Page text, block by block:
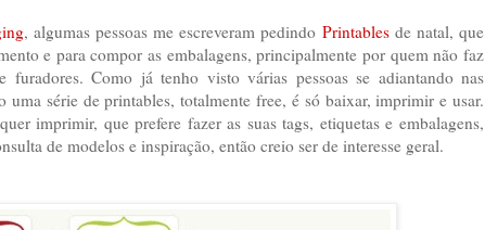
, algumas pessoas me escreveram pedindo Printablesde natal, que
e para compor as embalagens, principalmente por quem não faz
furadores. Como já tenho visto várias pessoas se adiantando nas
uma série de printables, totalmente free, é só baixar, imprimir e usar.
imprimir, que prefere fazer as suas tags, etiquetas e embalagens,
de modelos e inspiração, então creio ser de interesse geral.